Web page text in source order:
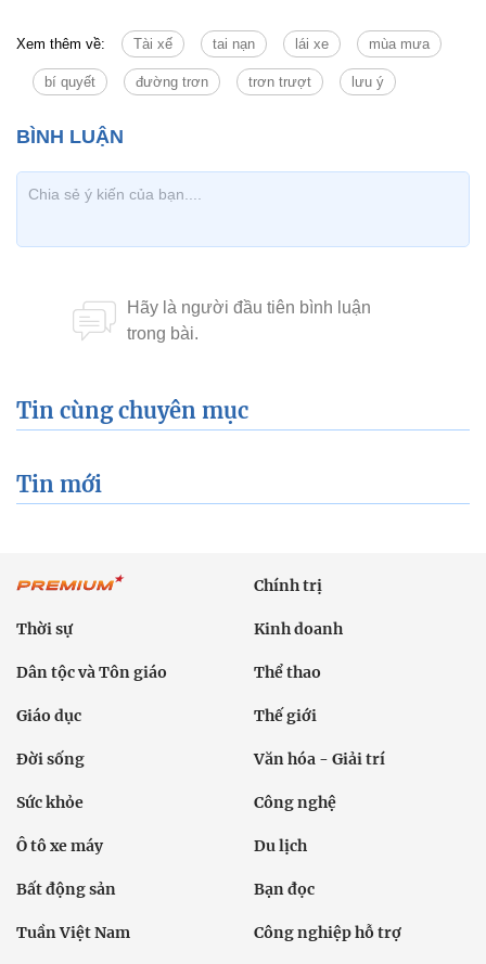
Xem thêm về: Tài xế tai nạn lái xe mùa mưa
bí quyết đường trơn trơn trượt lưu ý
Tin cùng chuyên mục
Tin mới
Chính trị
Thời sự Kinh doanh
Dân tộc và Tôn giáo Thể thao
Giáo dục Thế giới
Đời sống Văn hóa - Giải trí
Sức khỏe Công nghệ
Ô tô xe máy Du lịch
Bất động sản Bạn đọc
Tuần Việt Nam Công nghiệp hỗ trợ